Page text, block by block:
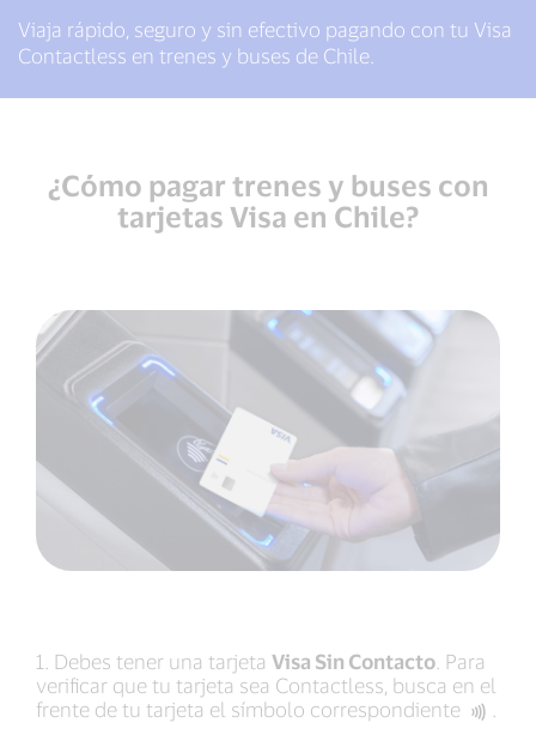
Viaja rápido, seguro y sin efectivo pagando con tu Visa
Contactless en trenes y buses de Chile.
¿Cómo pagar trenes y buses con
tarjetas Visa en Chile?
1. Debes tener una tarjeta Visa Sin Contacto . Para
verificar que tu tarjeta sea Contactless, busca en el
frente de tu tarjeta el símbolo correspondiente